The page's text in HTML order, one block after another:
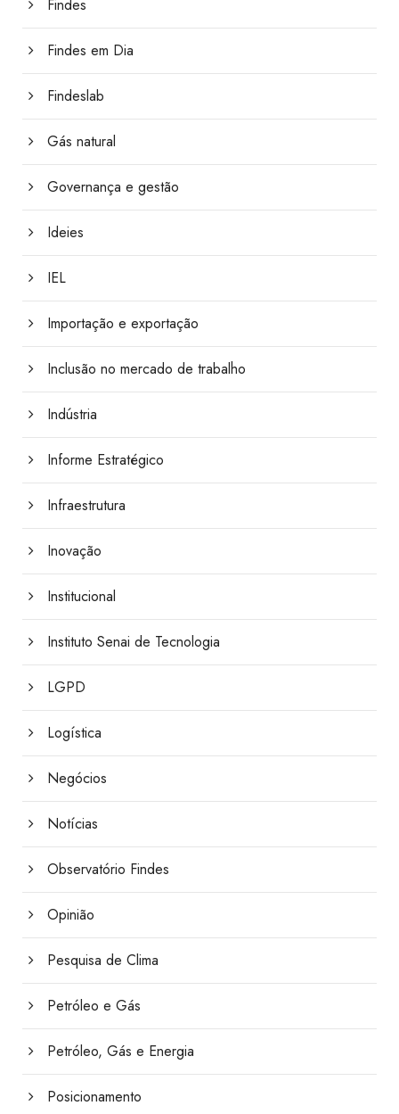
Findes
Findes em Dia
Findeslab
Gás natural
Governança e gestão
Ideies
IEL
Importação e exportação
Inclusão no mercado de trabalho
Indústria
Informe Estratégico
Infraestrutura
Inovação
Institucional
Instituto Senai de Tecnologia
LGPD
Logística
Negócios
Notícias
Observatório Findes
Opinião
Pesquisa de Clima
Petróleo e Gás
Petróleo, Gás e Energia
Posicionamento